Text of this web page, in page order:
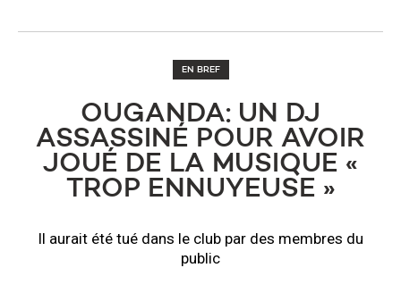
EN BREF
OUGANDA: UN DJ
ASSASSINÉ POUR AVOIR
JOUÉ DE LA MUSIQUE «
TROP ENNUYEUSE »
Il aurait été tué dans le club par des membres du
public